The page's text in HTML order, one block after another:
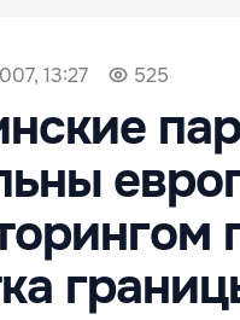
13:27 525